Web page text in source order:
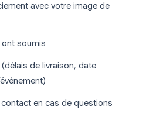
avec votre image de
ont soumis
de livraison, date
en cas de questions